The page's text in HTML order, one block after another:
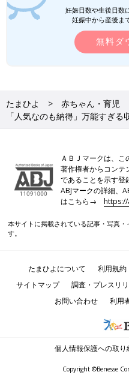
妊娠日数や生後日数
妊娠中から産後ま
無料ダ
たまひよ 赤ちゃん・育児
「人気なのも納得」万能すぎる
ＡＢＪマークは、こ
著作権者からコンテ
であることを示す登
ABJマークの詳細、
はこちら→
本サイトに掲載されている記事・写真
す。
たまひよについて 利用規約
サイトマップ
調査・プレスリ
お問い合わせ
利用
個人情報保護への取り
Copyright ©Benesse